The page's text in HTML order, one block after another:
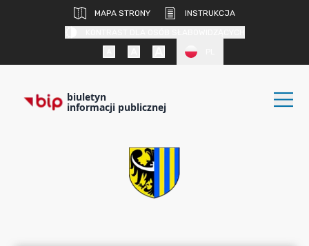
MAPA STRONY
INSTRUKCJA
biuletyn
informacji publicznej